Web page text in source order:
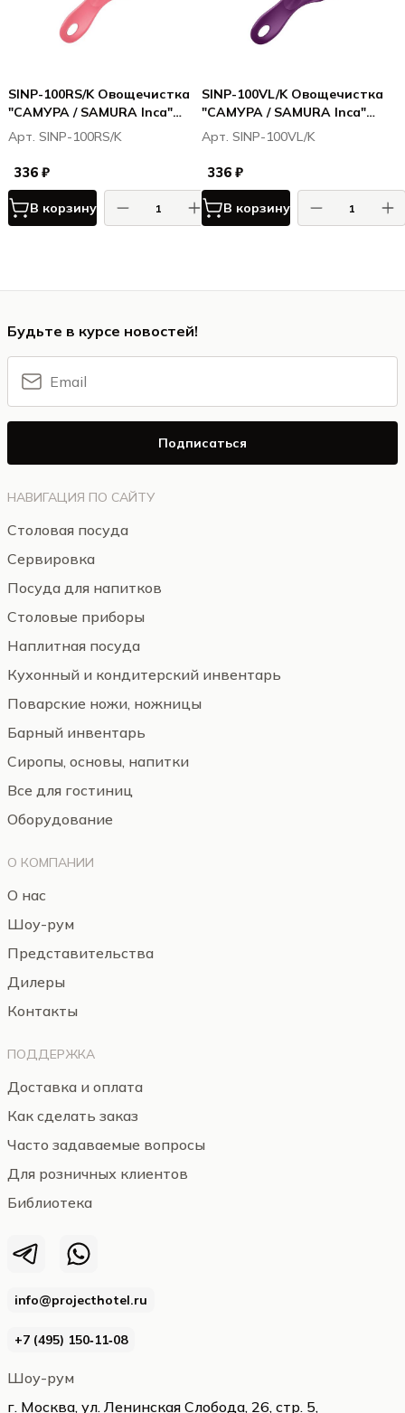
SINP-100RS/K Овощечистка
"САМУРА / SAMURA Inca"
(розовая), циркониевая
керамика
Арт. SINP-100RS/K
336 ₽
В корзину
SINP-100VL/K Овощечистка
"САМУРА / SAMURA Inca"
(фиолетовая), циркониевая
керамика
Арт. SINP-100VL/K
336 ₽
В корзину
info@projecthotel.ru
+7 (495) 150‑11‑08
Шоу-рум
г. Москва, ул. Ленинская Слобода, 26, стр. 5,
НАВИГАЦИЯ ПО САЙТУ
Столовая посуда
Сервировка
Посуда для напитков
Столовые приборы
Наплитная посуда
Кухонный и кондитерский инвентарь
Поварские ножи, ножницы
Барный инвентарь
Сиропы, основы, напитки
Все для гостиниц
Оборудование
О КОМПАНИИ
О нас
Шоу-рум
Представительства
Дилеры
Контакты
ПОДДЕРЖКА
Доставка и оплата
Как сделать заказ
Часто задаваемые вопросы
Для розничных клиентов
Библиотека
Будьте в курсе новостей!
Подписаться